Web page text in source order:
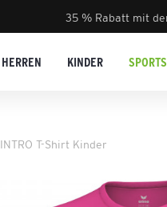
35 % Rabatt mit
HERREN KINDER SPORTS
INTRO T-Shirt Kinder